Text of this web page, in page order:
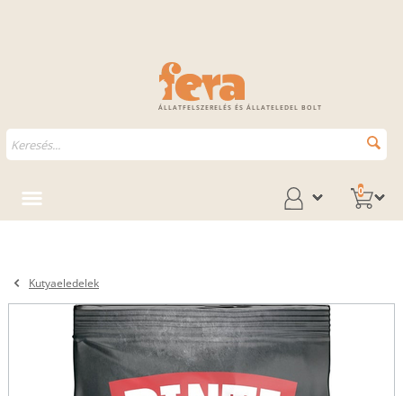
ÁLLATFELSZERELÉS ÉS ÁLLATELEDEL BOLT
0
Kutyaeledelek